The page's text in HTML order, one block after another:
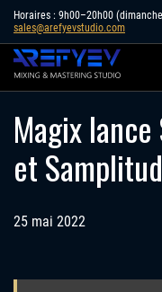
Skip
content
Horaires : 9h00–20h00 (dimanche
sales@arefyevstudio.com
Magix
et
25 mai 2022